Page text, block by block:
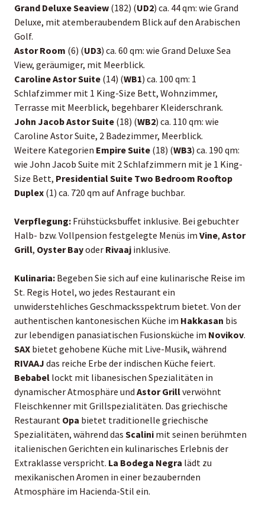
Grand Deluxe Seaview (182) (UD2) ca. 44 qm: wie Grand
Deluxe, mit atemberaubendem Blick auf den Arabischen
Golf.
Astor Room (6) (UD3) ca. 60 qm: wie Grand Deluxe Sea
View, geräumiger, mit Meerblick.
Caroline Astor Suite (14) (WB1) ca. 100 qm: 1
Schlafzimmer mit 1 King-Size Bett, Wohnzimmer,
Terrasse mit Meerblick, begehbarer Kleiderschrank.
John Jacob Astor Suite (18) (WB2) ca. 110 qm: wie
Caroline Astor Suite, 2 Badezimmer, Meerblick.
Weitere Kategorien Empire Suite (18) (WB3) ca. 190 qm:
wie John Jacob Suite mit 2 Schlafzimmern mit je 1 King-
Size Bett, Presidential Suite Two Bedroom Rooftop
Duplex (1) ca. 720 qm auf Anfrage buchbar.
Verpflegung: Frühstücksbuffet inklusive. Bei gebuchter
Halb- bzw. Vollpension festgelegte Menüs im Vine, Astor
Grill, Oyster Bayoder Rivaaj inklusive.
Kulinaria: Begeben Sie sich auf eine kulinarische Reise im
St. Regis Hotel, wo jedes Restaurant ein
unwiderstehliches Geschmacksspektrum bietet. Von der
authentischen kantonesischen Küche im Hakkasan bis
zur lebendigen panasiatischen Fusionsküche im Novikov.
SAX bietet gehobene Küche mit Live-Musik, während
RIVAAJ das reiche Erbe der indischen Küche feiert.
Bebabel lockt mit libanesischen Spezialitäten in
dynamischer Atmosphäre und Astor Grillverwöhnt
Fleischkenner mit Grillspezialitäten. Das griechische
Restaurant Opa bietet traditionelle griechische
Spezialitäten, während das Scalini mit seinen berühmten
italienischen Gerichten ein kulinarisches Erlebnis der
Extraklasse verspricht. La Bodega Negra lädt zu
mexikanischen Aromen in einer bezaubernden
Atmosphäre im Hacienda-Stil ein.